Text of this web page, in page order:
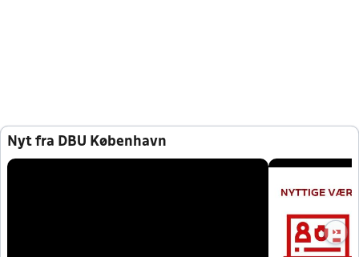
Nyt fra DBU København